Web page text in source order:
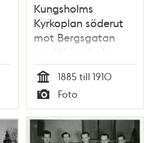
Kungsholms
Kyrkoplan söderut
mot Bergsgatan
med Kungsholms
kyrka i fonden
Tid
1885 till 1910
Typ
Foto